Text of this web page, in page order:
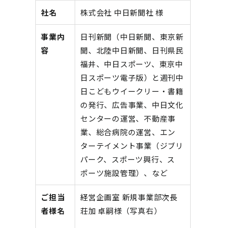
社名 株式会社 中日新聞社 様
事業内
容
日刊新聞（中日新聞、東京新
聞、北陸中日新聞、日刊県民
福井、中日スポーツ、東京中
日スポーツ電子版）と週刊中
日こどもウイークリー・書籍
の発行、広告事業、中日文化
センターの運営、不動産事
業、総合病院の運営、エン
ターテイメント事業（ジブリ
パーク、スポーツ興行、ス
ポーツ施設管理）、など
ご担当
者様名
経営企画室 新規事業部次長
荘加 卓嗣様（写真右）